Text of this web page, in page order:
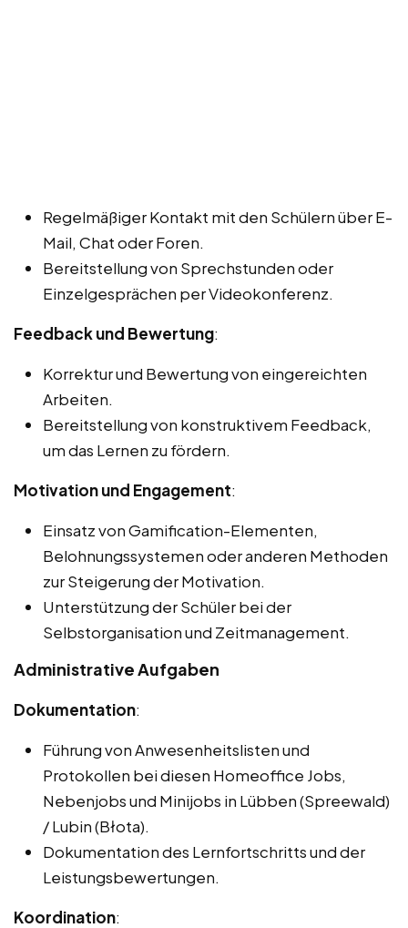
Regelmäßiger Kontakt mit den Schülern über E-
Mail, Chat oder Foren.
Bereitstellung von Sprechstunden oder
Einzelgesprächen per Videokonferenz.
Feedback und Bewertung:
Korrektur und Bewertung von eingereichten
Arbeiten.
Bereitstellung von konstruktivem Feedback,
um das Lernen zu fördern.
Motivation und Engagement:
Einsatz von Gamification-Elementen,
Belohnungssystemen oder anderen Methoden
zur Steigerung der Motivation.
Unterstützung der Schüler bei der
Selbstorganisation und Zeitmanagement.
Administrative Aufgaben
Dokumentation:
Führung von Anwesenheitslisten und
Protokollen bei diesen Homeoffice Jobs,
Nebenjobs und Minijobs in Lübben (Spreewald)
/ Lubin (Błota).
Dokumentation des Lernfortschritts und der
Leistungsbewertungen.
Koordination: